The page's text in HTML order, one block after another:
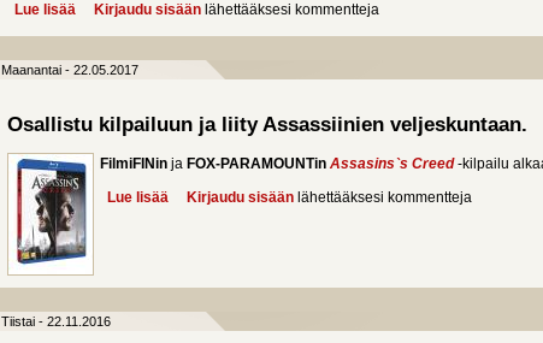
Lue lisää about Oman elämänsä sankarit.
Kirjaudu sisään lähettääksesi kommentteja
Maanantai - 22.05.2017
Osallistu kilpailuun ja liity Assassiinien veljeskuntaan.
FilmiFINin ja FOX-PARAMOUNTin Assasins`s Creed -kilpailu
Lue lisää about Osallistu kilpailuun ja liity Assassiinien
Kirjaudu sisään lähettääksesi kommentteja
Tiistai - 22.11.2016